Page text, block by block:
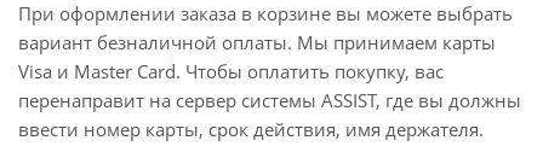
При оформлении заказа в корзине вы можете выбрать
вариант безналичной оплаты. Мы принимаем карты
Visa и Master Card. Чтобы оплатить покупку, вас
перенаправит на сервер системы ASSIST, где вы должны
ввести номер карты, срок действия, имя держателя.